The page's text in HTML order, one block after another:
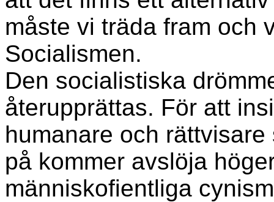
måste vi träda fram och
Socialismen.
Den socialistiska
återupprättas. För att
humanare och
på kommer avslöja
människofientliga